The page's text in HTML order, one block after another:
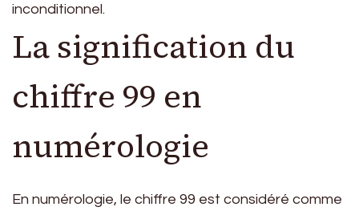
inconditionnel.
La signification du
chiffre 99 en
numérologie
En numérologie, le chiffre 99 est considéré comme